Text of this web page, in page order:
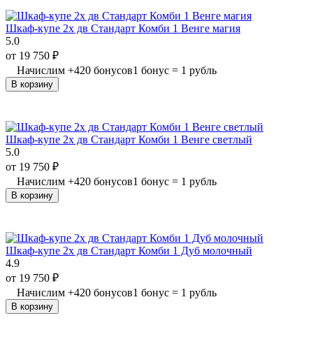
Шкаф-купе 2х дв Стандарт Комби 1 Венге магия
5.0
от 19 750 ₽
Начислим +420 бонусов1 бонус = 1 рубль
В корзину
Шкаф-купе 2х дв Стандарт Комби 1 Венге светлый
5.0
от 19 750 ₽
Начислим +420 бонусов1 бонус = 1 рубль
В корзину
Шкаф-купе 2х дв Стандарт Комби 1 Дуб молочный
4.9
от 19 750 ₽
Начислим +420 бонусов1 бонус = 1 рубль
В корзину